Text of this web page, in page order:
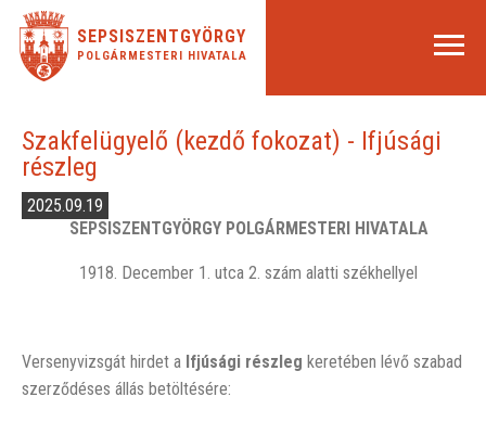
SEPSISZENTGYÖRGY
POLGÁRMESTERI HIVATALA
Szakfelügyelő (kezdő fokozat) - Ifjúsági
részleg
2025.09.19
SEPSISZENTGYÖRGY POLGÁRMESTERI HIVATALA
1918. December 1. utca 2. szám alatti székhellyel
Versenyvizsgát hirdet a Ifjúsági részleg keretében lévő szabad
szerződéses állás betöltésére: